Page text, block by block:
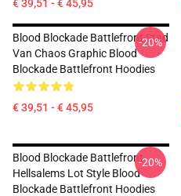
€ 39,51 - € 45,95
Blood Blockade Battlefront Stad
Van Chaos Graphic Blood
Blockade Battlefront Hoodies
€ 39,51 - € 45,95
-20%
Blood Blockade Battlefront
Hellsalems Lot Style Blood
Blockade Battlefront Hoodies
-20%